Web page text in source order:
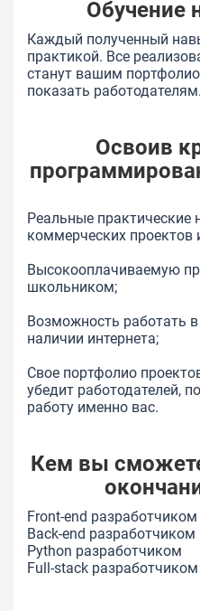
Обучение
Каждый полученный
практикой. Все
станут вашим
показать работодателям.
Освоив
Реальные
коммерческих проектов
Высокооплачиваемую
школьником;
Возможность работать
наличии интернета;
Свое портфолио
убедит работодателей,
работу именно вас.
Кем вы
Front-end разработчиком
Back-end разработчиком
Python разработчиком
Full-stack разработчиком